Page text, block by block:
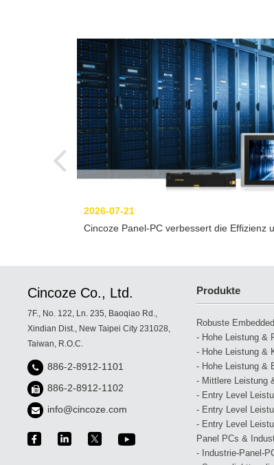
2026-07-21
Cincoze Panel-PC verbessert die Effizienz
Cincoze Co., Ltd.
7F., No. 122, Ln. 235, Baoqiao Rd.,
Xindian Dist., New Taipei City 231028,
Taiwan, R.O.C.
886-2-8912-1101
886-2-8912-1102
info@cincoze.com
Produkte
Robuste
- Hohe Leistung &
- Hohe Leistung &
- Hohe Leistung &
- Mittlere Leistung
- Entry Level
- Entry Level
- Entry Level
Panel PCs &
- Industrie-Panel-